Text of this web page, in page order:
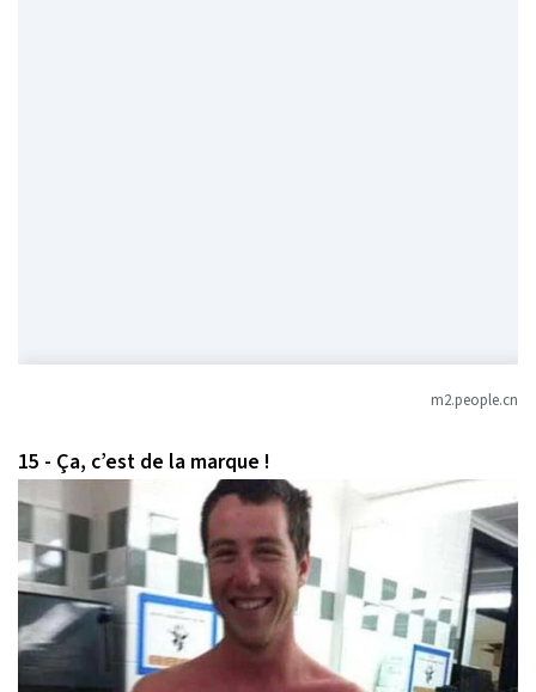
m2.people.cn
15 - Ça, c’est de la marque !